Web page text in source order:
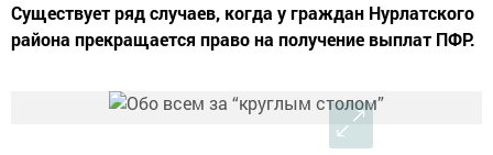
Существует ряд случаев, когда у граждан Нурлатского
района прекращается право на получение выплат ПФР.